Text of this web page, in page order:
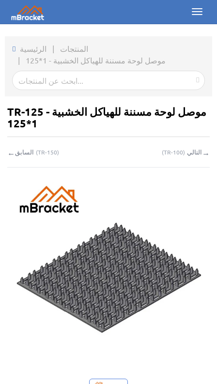
Toggle
المنتجات
الأخبار
الصور
اتصل بنا
استفسار
الرئيسية | المنتجات
|
موصل لوحة مسننة للهياكل الخشبية - 1*125
TR-125 موصل لوحة مسننة للهياكل الخشبية -
1*125
← السابق (TR-150) (TR-100) التالي →